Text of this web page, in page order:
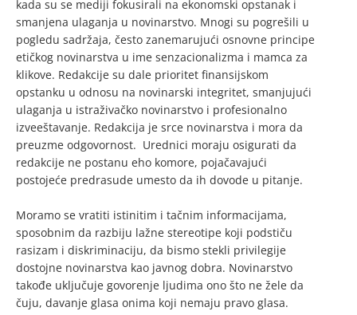
kada su se mediji fokusirali na ekonomski opstanak i
smanjena ulaganja u novinarstvo. Mnogi su pogrešili u
pogledu sadržaja, često zanemarujući osnovne principe
etičkog novinarstva u ime senzacionalizma i mamca za
klikove. Redakcije su dale prioritet finansijskom
opstanku u odnosu na novinarski integritet, smanjujući
ulaganja u istraživačko novinarstvo i profesionalno
izveeštavanje. Redakcija je srce novinarstva i mora da
preuzme odgovornost. Urednici moraju osigurati da
redakcije ne postanu eho komore, pojačavajući
postojeće predrasude umesto da ih dovode u pitanje.
Moramo se vratiti istinitim i tačnim informacijama,
sposobnim da razbiju lažne stereotipe koji podstiču
rasizam i diskriminaciju, da bismo stekli privilegije
dostojne novinarstva kao javnog dobra. Novinarstvo
takođe uključuje govorenje ljudima ono što ne žele da
čuju, davanje glasa onima koji nemaju pravo glasa.